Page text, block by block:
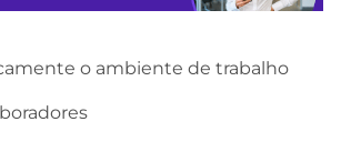
o ambiente de trabalho